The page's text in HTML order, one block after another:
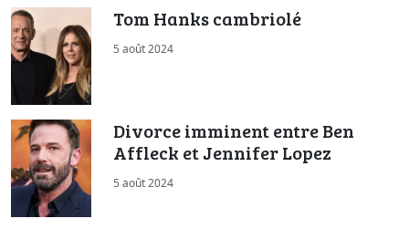
Tom Hanks cambriolé
5 août 2024
Divorce imminent entre Ben
Affleck et Jennifer Lopez
5 août 2024